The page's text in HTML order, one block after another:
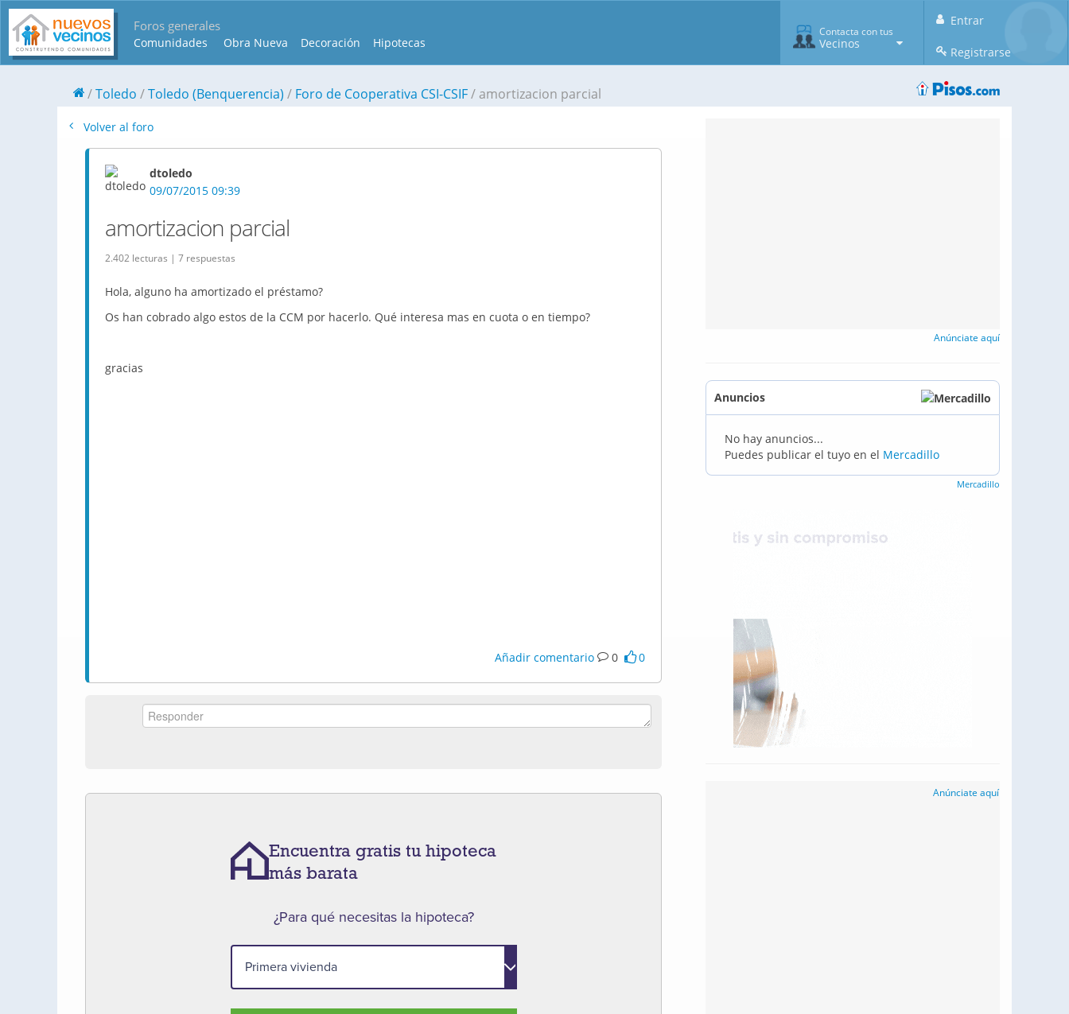
Foros generales
Comunidades Obra Nueva Decoración Hipotecas
Entrar
Registrarse
Contacta con tus
Vecinos
Toledo Toledo (Benquerencia) Foro de Cooperativa CSI-CSIF amortizacion parcial
Volver al foro
dtoledo
09/07/2015 09:39
amortizacion parcial
2.402 lecturas | 7 respuestas
Hola, alguno ha amortizado el préstamo?
Os han cobrado algo estos de la CCM por hacerlo. Qué interesa mas en cuota o en tiempo?
gracias
Añadir comentario 0 0
Encuentra gratis tu hipoteca
más barata
¿Para qué necesitas la hipoteca?
Anúnciate aquí
Anuncios
No hay anuncios...
Puedes publicar el tuyo en el Mercadillo
Mercadillo
Anúnciate aquí